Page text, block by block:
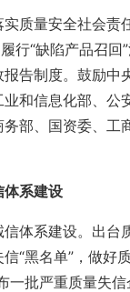
质量安全社会责
行“缺陷产品召回
告制度。鼓励中
和信息化部、公
部、国资委、工
体系建设
体系建设。出台
“黑名单”，做好
一批严重质量失